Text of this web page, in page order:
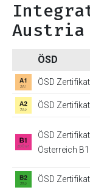
Austria
ÖSD
ÖSD
ÖSD
ÖSD
Österreich B1
ÖSD